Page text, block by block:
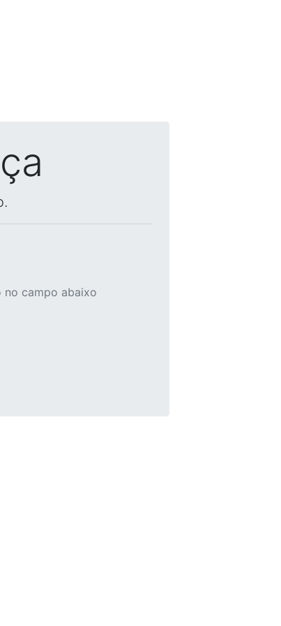
no campo abaixo